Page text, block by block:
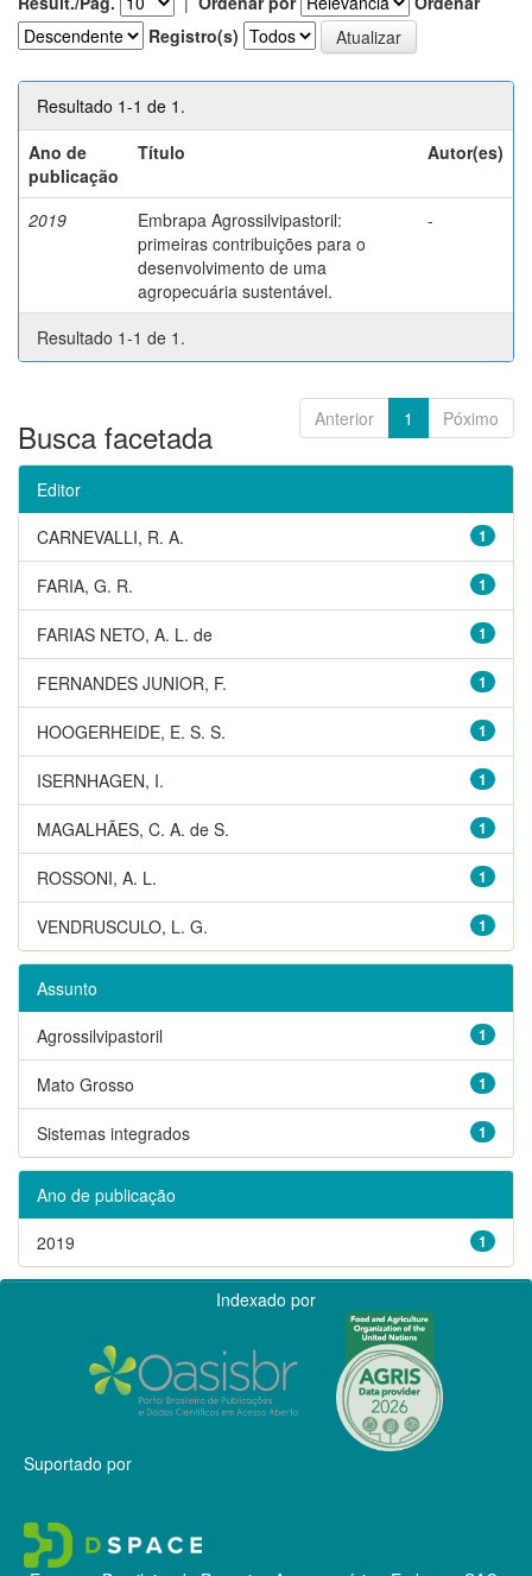
Registro(s)
Resultado 1-1 de 1.
Ano de
publicação
Título Autor(es)
2019
Embrapa Agrossilvipastoril:
primeiras contribuições para o
desenvolvimento de uma
agropecuária sustentável.
-
Resultado 1-1 de 1.
Anterior 1 Póximo
Busca facetada
Editor
1
CARNEVALLI, R. A.
1
FARIA, G. R.
1
FARIAS NETO, A. L. de
1
FERNANDES JUNIOR, F.
1
HOOGERHEIDE, E. S. S.
1
ISERNHAGEN, I.
1
MAGALHÃES, C. A. de S.
1
ROSSONI, A. L.
1
VENDRUSCULO, L. G.
Assunto
1
Agrossilvipastoril
1
Mato Grosso
1
Sistemas integrados
Ano de publicação
1
2019
Indexado por
Suportado por